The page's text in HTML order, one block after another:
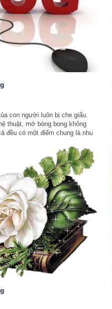
con người luôn bị che giấu.
thuật, mớ bòng bong không
đều có một điểm chung là nhu